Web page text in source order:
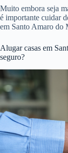
Muito embora seja
é importante cuidar
em Santo Amaro do
Alugar casas em
seguro?